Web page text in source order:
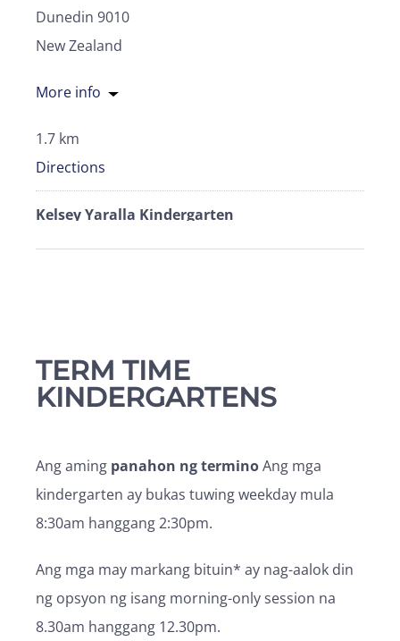
Dunedin 9010
New Zealand
More info
1.7 km
Directions
Kelsey Yaralla Kindergarten
4 Trent Ave
More info
Kindergarten ng Kaikorai
7 Greenock St
Dunedin 9011
New Zealand
TERM TIME
KINDERGARTENS
Ang aming panahon ng terminoAng mga
kindergarten ay bukas tuwing weekday mula
8:30am hanggang 2:30pm.
Ang mga may markang bituin* ay nag-aalok din
ng opsyon ng isang morning-only session na
8.30am hanggang 12.30pm.